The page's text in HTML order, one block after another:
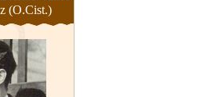
(O.Cist.)